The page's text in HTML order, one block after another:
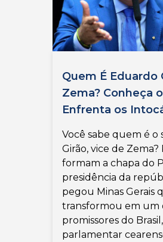
Quem É Eduardo
Zema? Conheça
Enfrenta os
Você sabe quem é
Girão, vice de
formam a chapa do
presidência da
pegou Minas Gerais
transformou em um
promissores do
parlamentar